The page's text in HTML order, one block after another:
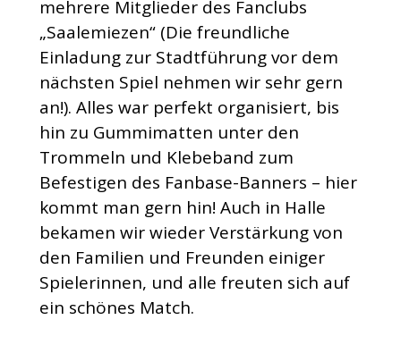
mehrere Mitglieder des Fanclubs
„Saalemiezen“ (Die freundliche
Einladung zur Stadtführung vor dem
nächsten Spiel nehmen wir sehr gern
an!). Alles war perfekt organisiert, bis
hin zu Gummimatten unter den
Trommeln und Klebeband zum
Befestigen des Fanbase-Banners – hier
kommt man gern hin! Auch in Halle
bekamen wir wieder Verstärkung von
den Familien und Freunden einiger
Spielerinnen, und alle freuten sich auf
ein schönes Match.